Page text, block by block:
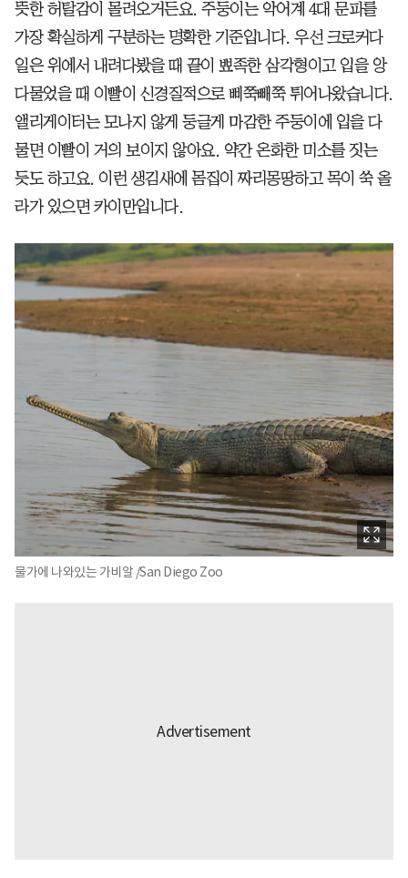
뜻한 허탈감이 몰려오거든요. 주둥이는 악어계 4대 문파를
가장 확실하게 구분하는 명확한 기준입니다. 우선 크로커다
일은 위에서 내려다봤을 때 끝이 뾰족한 삼각형이고 입을 앙
다물었을 때 이빨이 신경질적으로 삐쭉빼쭉 튀어나왔습니다.
앨리게이터는 모나지 않게 둥글게 마감한 주둥이에 입을 다
물면 이빨이 거의 보이지 않아요. 약간 온화한 미소를 짓는
듯도 하고요. 이런 생김새에 몸집이 짜리몽땅하고 목이 쑥 올
라가 있으면 카이만입니다.
물가에 나와있는 가비알 /San Diego Zoo